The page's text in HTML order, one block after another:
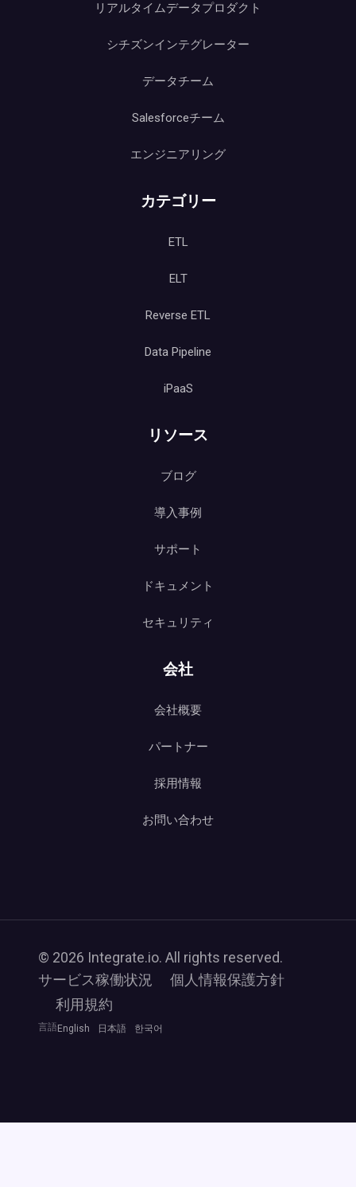
リアルタイムデータプロダクト
シチズンインテグレーター
データチーム
Salesforceチーム
エンジニアリング
カテゴリー
ETL
ELT
Reverse ETL
Data Pipeline
iPaaS
リソース
ブログ
導入事例
サポート
ドキュメント
セキュリティ
会社
会社概要
パートナー
採用情報
お問い合わせ
© 2026 Integrate.io. All rights reserved.
サービス稼働状況
個人情報保護方針
利用規約
言語 English 日本語 한국어